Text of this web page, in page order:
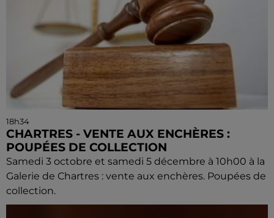
18h34
CHARTRES - VENTE AUX ENCHÈRES :
POUPÉES DE COLLECTION
Samedi 3 octobre et samedi 5 décembre à 10h00 à la
Galerie de Chartres : vente aux enchères. Poupées de
collection.